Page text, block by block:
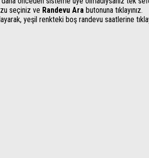
seçiniz ve Randevu Ara butonuna tıklayınız.
yeşil renkteki boş randevu saatlerine